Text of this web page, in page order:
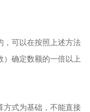
，可以在按照上述方法
）确定数额的一倍以上
方式为基础，不能直接